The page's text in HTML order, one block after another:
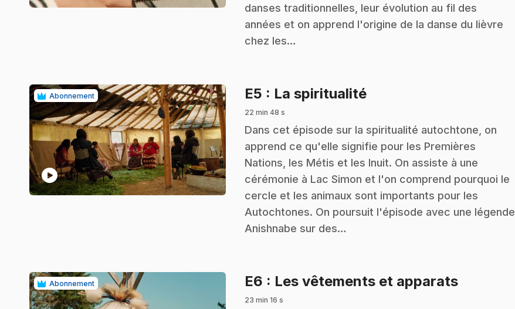
danses traditionnelles, leur évolution au fil des
années et on apprend l'origine de la danse du lièvre
chez les…
Abonnement
play_circle
E5 : La spiritualité.
22 min 48 s
.Dans cet épisode sur la spiritualité autochtone, on
apprend ce qu'elle signifie pour les Premières
Nations, les Métis et les Inuit. On assiste à une
cérémonie à Lac Simon et l'on comprend pourquoi le
cercle et les animaux sont importants pour les
Autochtones. On poursuit l'épisode avec une légende
Anishnabe sur des…
Abonnement E6 : Les vêtements et apparats.
23 min 16 s